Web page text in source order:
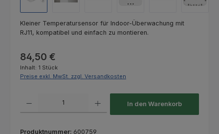
Kleiner Temperatursensor für Indoor-Überwachung mit
RJ11, kompatibel und einfach zu montieren.
Regulärer Preis:
84,50 €
Inhalt: 1 Stück
Preise exkl. MwSt. zzgl. Versandkosten
In den Warenkorb
Produktnummer: 600759